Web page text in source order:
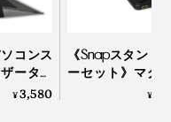
コンス
ータッ
リ！目
¥3,580
《Snapスタンド
ーセット》マグ
トで重ねて使用
¥